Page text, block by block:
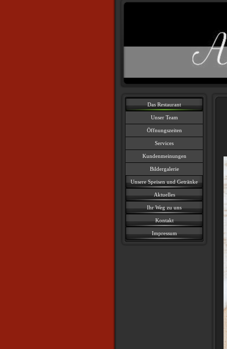
Das Restaurant
Unser Team
Öffnungszeiten
Services
Kundenmeinungen
Bildergalerie
Unsere Speisen und Getränke
Aktuelles
Ihr Weg zu uns
Kontakt
Impressum